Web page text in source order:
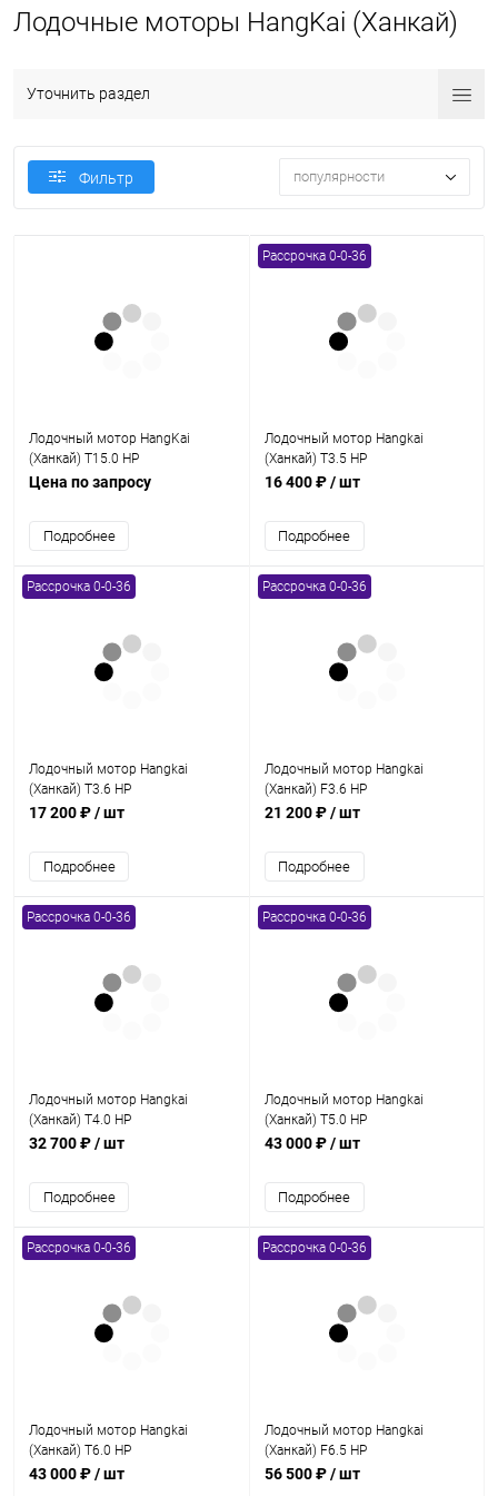
Лодочные моторы HangKai (Ханкай)
Уточнить раздел
Фильтр популярности
Лодочный мотор HangKai
(Ханкай) T15.0 HP
Цена по запросу
Подробнее
Рассрочка 0-0-36
Лодочный мотор Hangkai
(Ханкай) T3.5 HP
16 400 ₽/ шт
Подробнее
Рассрочка 0-0-36
Лодочный мотор Hangkai
(Ханкай) T3.6 HP
17 200 ₽/ шт
Подробнее
Рассрочка 0-0-36
Лодочный мотор Hangkai
(Ханкай) F3.6 HP
21 200 ₽/ шт
Подробнее
Рассрочка 0-0-36
Лодочный мотор Hangkai
(Ханкай) T4.0 HP
32 700 ₽/ шт
Подробнее
Рассрочка 0-0-36
Лодочный мотор Hangkai
(Ханкай) T5.0 HP
43 000 ₽/ шт
Подробнее
Рассрочка 0-0-36
Лодочный мотор Hangkai
(Ханкай) T6.0 HP
43 000 ₽/ шт
Рассрочка 0-0-36
Лодочный мотор Hangkai
(Ханкай) F6.5 HP
56 500 ₽/ шт